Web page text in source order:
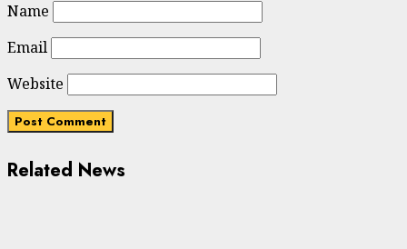
Name
Email
Website
Related News